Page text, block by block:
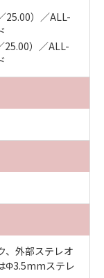
25.00）／ALL-
25.00）／ALL-
、外部ステレオ
Φ3.5mmステレ